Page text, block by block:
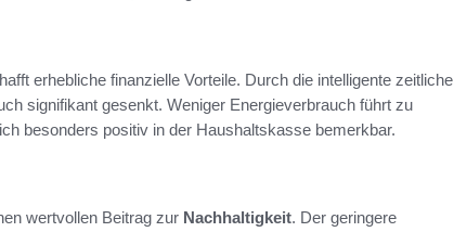
erhebliche finanzielle Vorteile. Durch die intelligente zeitliche
signifikant gesenkt. Weniger Energieverbrauch führt zu
besonders positiv in der Haushaltskasse bemerkbar.
wertvollen Beitrag zur Nachhaltigkeit. Der geringere